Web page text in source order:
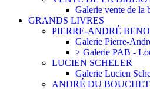
Galerie vente de la
GRANDS LIVRES
PIERRE-ANDRÉ
Galerie Pierre-
> Galerie PAB -
LUCIEN SCHELER
Galerie Lucien
ANDRÉ DU BOUCHET